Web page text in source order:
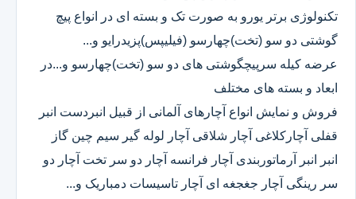
تکنولوژی برتر یورو به صورت تک و بسته ای در انواع پیچ
گوشتی دو سو (تخت)چهارسو (فیلیپس)پزیدرایو و...
عرضه کیله سرپیچگوشتی های دو سو (تخت)چهارسو و...در
ابعاد و بسته های مختلف
فروش و نمایش انواع آچارهای آلمانی از قبیل انبردست انبر
قفلی آچارکلاغی آچار شلاقی آچار لوله گیر سیم چین گاز
انبر انبر آرماتوربندی آچار فرانسه آچار دو سر تخت آچار دو
سر رینگی آچار جغجغه ای آچار تاسیسات دمباریک و...